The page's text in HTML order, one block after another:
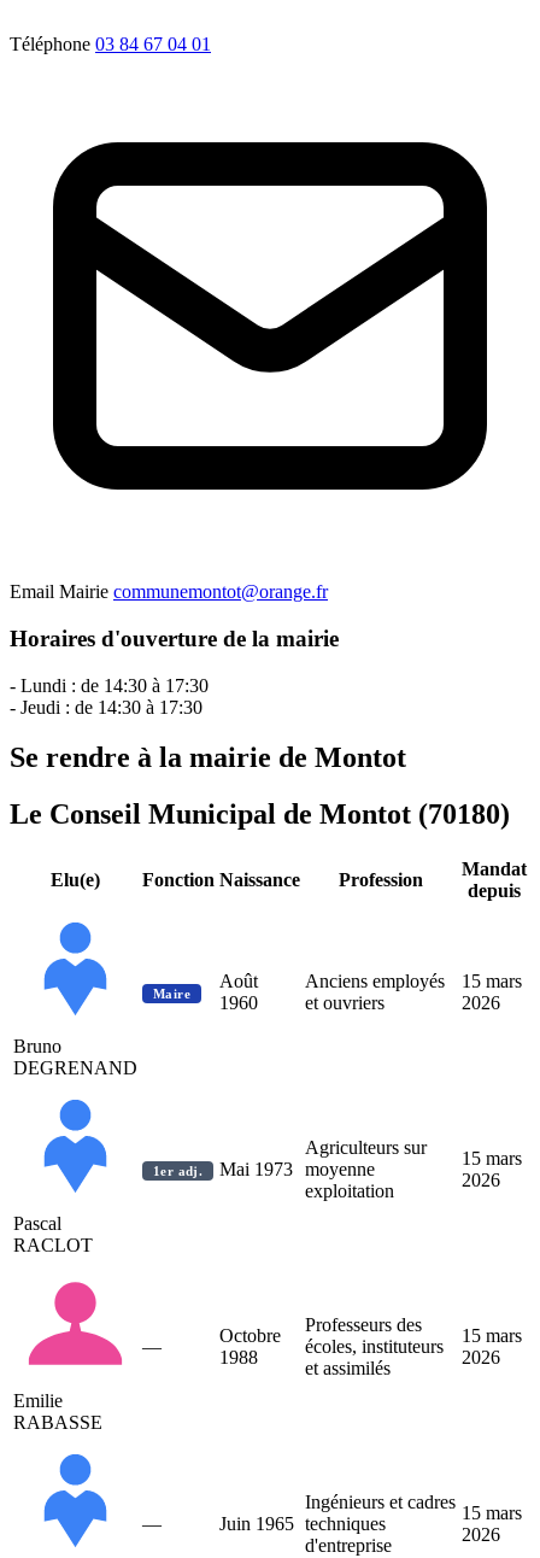
Téléphone 03 84 67 04 01
Email Mairie communemontot@orange.fr
Horaires d'ouverture de la mairie
- Lundi : de 14:30 à 17:30
- Jeudi : de 14:30 à 17:30
Se rendre à la mairie de Montot
Le Conseil Municipal de Montot (70180)
Elu(e) Fonction Naissance Profession
Mandat
depuis
Bruno
DEGRENAND
Maire
Août
1960
Anciens employés
et ouvriers
15 mars
2026
Pascal
RACLOT
1er adj. Mai 1973
Agriculteurs sur
moyenne
exploitation
15 mars
2026
Emilie
RABASSE
—
Octobre
1988
Professeurs des
écoles, instituteurs
et assimilés
15 mars
2026
— Juin 1965
Ingénieurs et cadres
techniques
d'entreprise
15 mars
2026